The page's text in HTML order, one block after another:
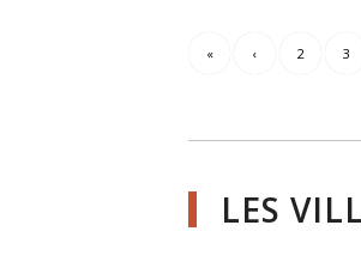
« ‹ 2 3
LES